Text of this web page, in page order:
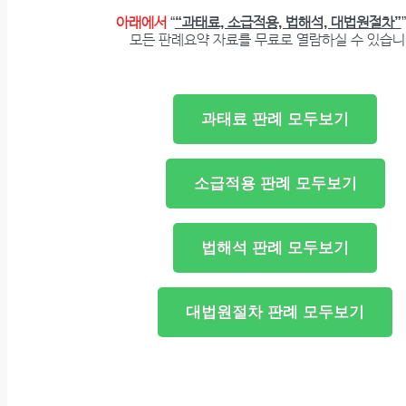
아래에서 ““과태료, 소급적용, 법해석, 대법원절차”
모든 판례요약 자료를 무료로 열람하실 수 있습
과태료 판례 모두보기
소급적용 판례 모두보기
법해석 판례 모두보기
대법원절차 판례 모두보기